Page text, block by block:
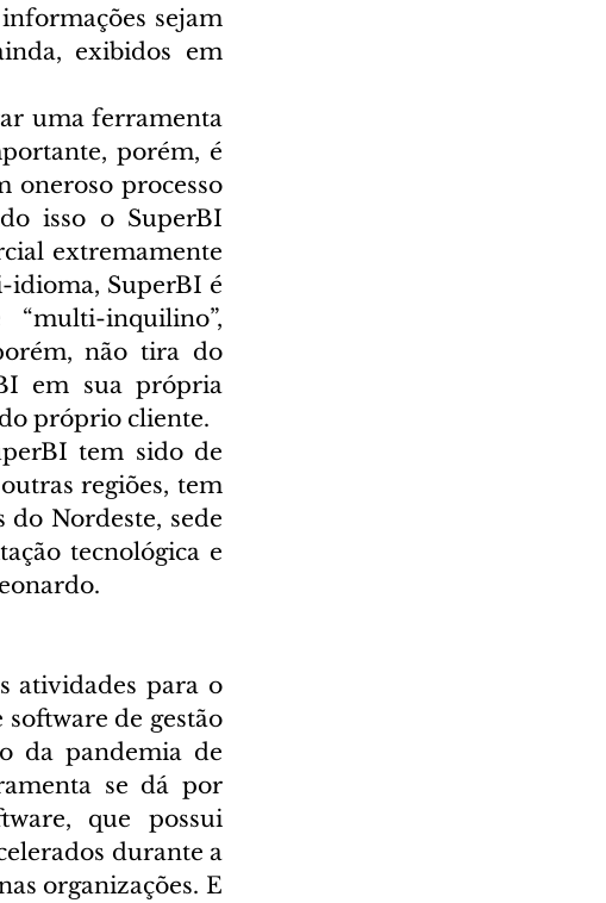
sejam
exibidos em
uma ferramenta
porém, é
oneroso processo
isso o SuperBI
extremamente
idioma, SuperBI é
inquilino”,
não tira do
em sua própria
próprio cliente.
tem sido de
regiões, tem
Nordeste, sede
tecnológica e
atividades para o
de gestão
da pandemia de
se dá por
que possui
durante a
organizações. E